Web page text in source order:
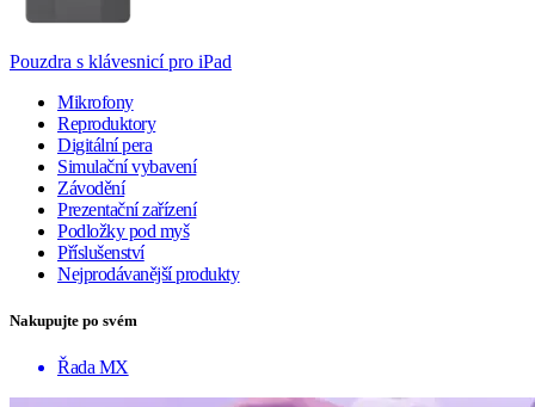
Pouzdra s klávesnicí pro iPad
Mikrofony
Reproduktory
Digitální pera
Simulační vybavení
Závodění
Prezentační zařízení
Podložky pod myš
Příslušenství
Nejprodávanější produkty
Nakupujte po svém
Řada MX